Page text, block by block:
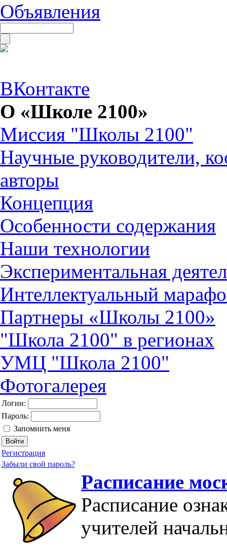
Объявления
ВКонтакте
О «Школе 2100»
Миссия "Школы 2100"
Научные руководители,
авторы
Концепция
Особенности содержания
Наши технологии
Экспериментальная
Интеллектуальный
Партнеры «Школы 2100»
"Школа 2100" в регионах
УМЦ "Школа 2100"
Фотогалерея
Логин:
Пароль:
Запомнить меня
Регистрация
Забыли свой пароль?
Расписание
Расписание
учителей